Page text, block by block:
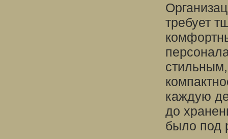
требует
каждую
до
было под